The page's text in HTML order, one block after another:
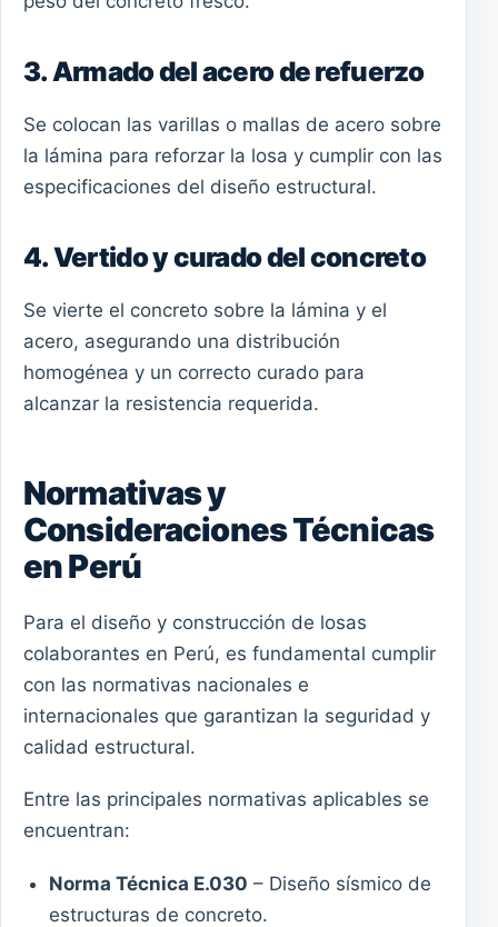
3. Armado del acero de refuerzo
Se colocan las varillas o mallas de acero sobre
la lámina para reforzar la losa y cumplir con las
especificaciones del diseño estructural.
4. Vertido y curado del concreto
Se vierte el concreto sobre la lámina y el
acero, asegurando una distribución
homogénea y un correcto curado para
alcanzar la resistencia requerida.
Normativas y
Consideraciones Técnicas
en Perú
Para el diseño y construcción de losas
colaborantes en Perú, es fundamental cumplir
con las normativas nacionales e
internacionales que garantizan la seguridad y
calidad estructural.
Entre las principales normativas aplicables se
encuentran:
Norma Técnica E.030 – Diseño sísmico de
estructuras de concreto.